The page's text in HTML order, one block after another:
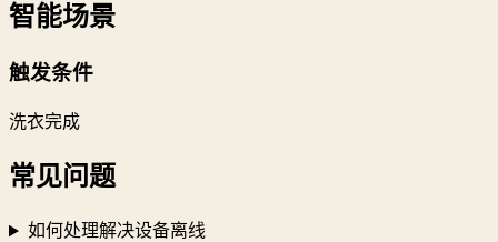
智能场景
触发条件
洗衣完成
常见问题
如何处理解决设备离线